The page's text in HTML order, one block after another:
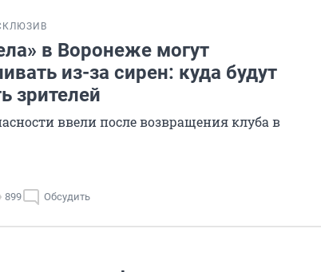
в Воронеже могут
из-за сирен: куда будут
зрителей
ввели после возвращения клуба в
899 Обсудить